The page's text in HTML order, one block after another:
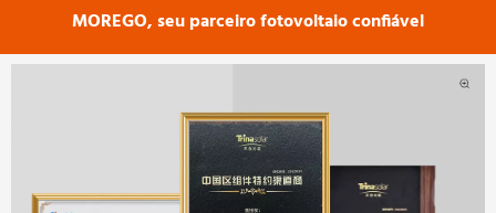
MOREGO, seu parceiro fotovoltaio confiável